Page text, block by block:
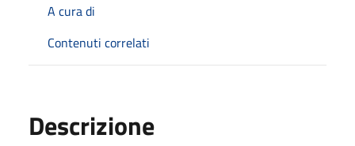
A cura di
Contenuti correlati
Descrizione